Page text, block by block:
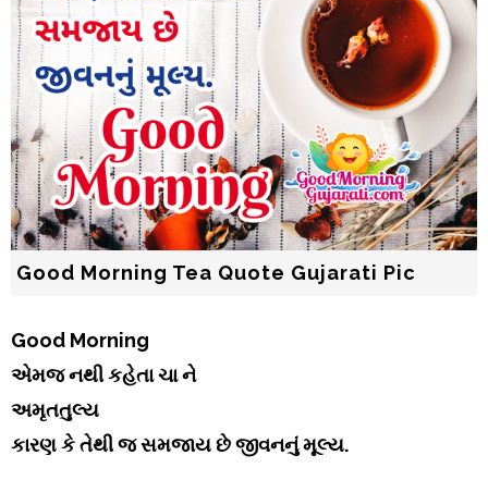
Good Morning Tea Quote Gujarati Pic
Good Morning
એમજ નથી કહેતા ચા ને
અમૃતતુલ્ય
કારણ કે તેથી જ સમજાય છે જીવનનું મૂલ્ય.